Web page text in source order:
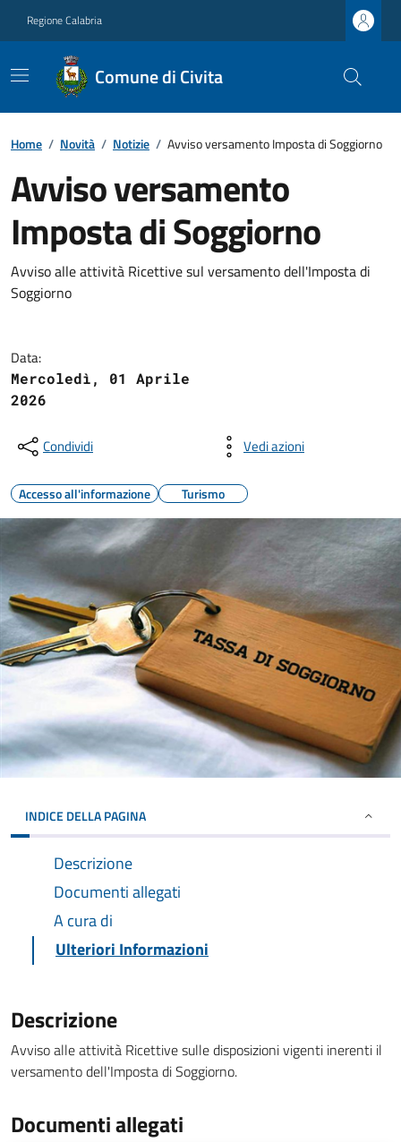
Regione Calabria
Comune di Civita
Home / Novità / Notizie / Avviso versamento Imposta di Soggiorno
Avviso versamento
Imposta di Soggiorno
Avviso alle attività Ricettive sul versamento dell'Imposta di
Soggiorno
Data:
Mercoledì, 01 Aprile
2026
Condividi Vedi azioni
Accesso all'informazione Turismo
INDICE DELLA PAGINA
Descrizione
Documenti allegati
A cura di
Ulteriori Informazioni
Descrizione
Avviso alle attività Ricettive sulle disposizioni vigenti inerenti il
versamento dell'Imposta di Soggiorno.
Documenti allegati